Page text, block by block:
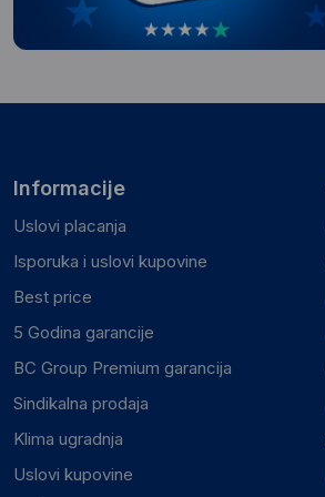
Informacije
Uslovi placanja
Isporuka i uslovi kupovine
Best price
5 Godina garancije
BC Group Premium garancija
Sindikalna prodaja
Klima ugradnja
Uslovi kupovine